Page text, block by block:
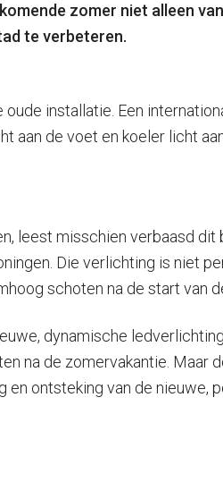
zomer niet alleen
te verbeteren.
installatie. Een
aan de voet en koeler licht
leest misschien verbaasd
Die verlichting is niet
schoten na de start van
dynamische
na de zomervakantie. Maar
ontsteking van de nieuwe,